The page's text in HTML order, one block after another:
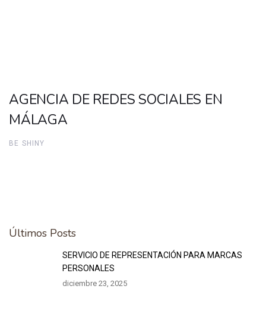
AGENCIA DE REDES SOCIALES EN
MÁLAGA
BE SHINY
Últimos Posts
SERVICIO DE REPRESENTACIÓN PARA MARCAS
PERSONALES
diciembre 23, 2025
Archivo